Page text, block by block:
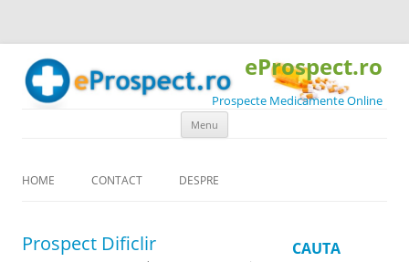
eProspect.ro
Prospecte Medicamente Online
Menu
HOME CONTACT DESPRE
Prospect Dificlir
CAUTA